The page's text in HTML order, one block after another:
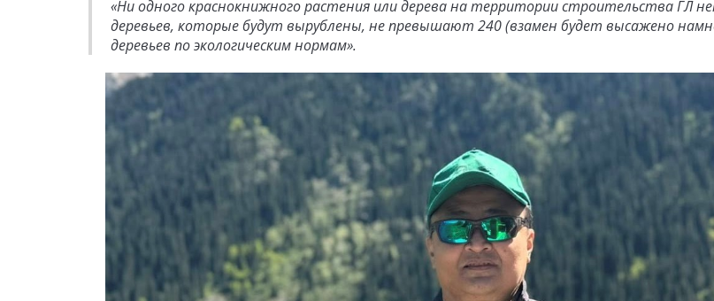
«Ни одного краснокнижного растения или дерева на территории строительства ГЛ
деревьев, которые будут вырублены, не превышают 240 (взамен будет высажено
деревьев по экологическим нормам».